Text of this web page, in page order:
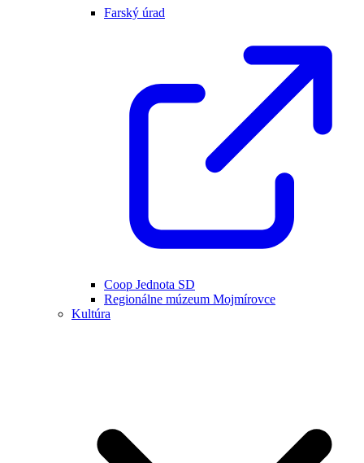
Farský úrad
Coop Jednota SD
Regionálne múzeum Mojmírovce
Kultúra